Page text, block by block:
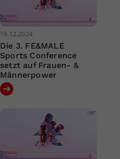
19.12.2024
Die 3. FE&MALE
Sports Conference
setzt auf Frauen- &
Männerpower